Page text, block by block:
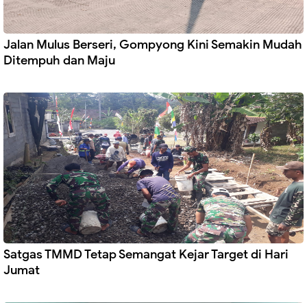
Jalan Mulus Berseri, Gompyong Kini Semakin Mudah
Ditempuh dan Maju
Satgas TMMD Tetap Semangat Kejar Target di Hari
Jumat